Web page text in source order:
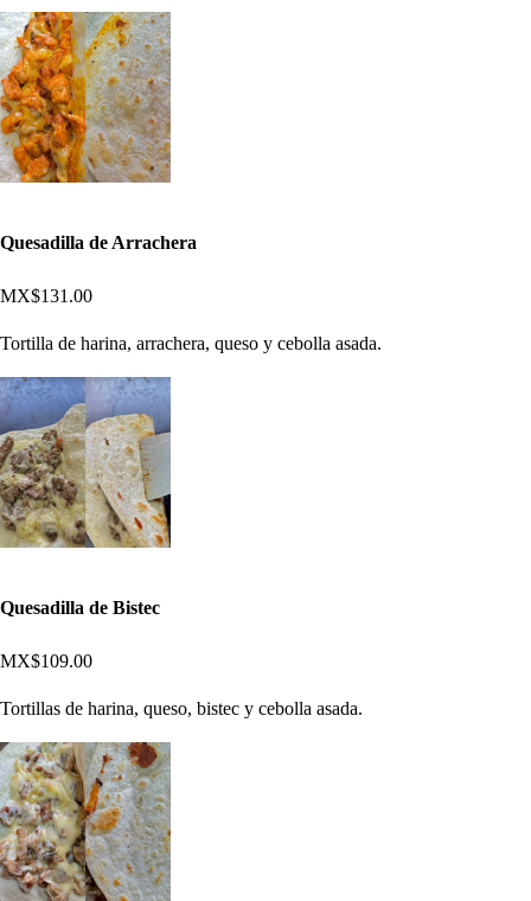
Quesadilla de Arrachera
MX$131.00
Tortilla de harina, arrachera, queso y cebolla asada.
Quesadilla de Bistec
MX$109.00
Tortillas de harina, queso, bistec y cebolla asada.